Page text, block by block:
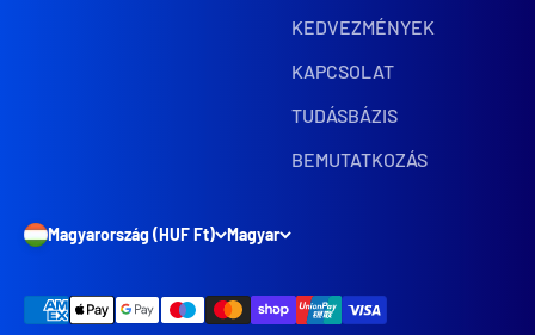
KEDVEZMÉNYEK
KAPCSOLAT
TUDÁSBÁZIS
BEMUTATKOZÁS
Magyarország (HUF Ft) Magyar